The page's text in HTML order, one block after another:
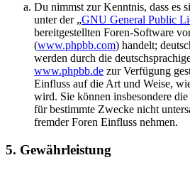
Du nimmst zur Kenntnis, dass es
unter der „GNU General Public
bereitgestellten Foren-Software
(www.phpbb.com) handelt;
werden durch die
www.phpbb.de zur Verfügung
Einfluss auf die Art und Weise,
wird. Sie können insbesondere
für bestimmte Zwecke nicht
fremder Foren Einfluss nehmen.
5. Gewährleistung